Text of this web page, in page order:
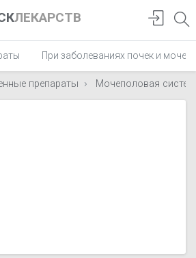
ЛЕКАРСТВ
При заболеваниях почек и
препараты Мочеполовая